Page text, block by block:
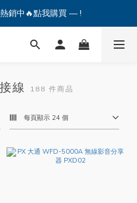
銷中🔥點我購買 — !
銷中🔥點我購買 — !
好友領優惠券！🎫
線 188 件商品
每頁顯示 24 個